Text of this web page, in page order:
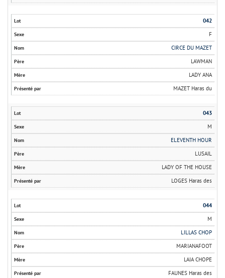
042
F
CIRCE DU MAZET
LAWMAN
LADY ANA
MAZET Haras du
043
M
ELEVENTH HOUR
LUSAIL
LADY OF THE HOUSE
LOGES Haras des
044
M
LILLAS CHOP
MARIANAFOOT
LAIA CHOPE
FAUNES Haras des